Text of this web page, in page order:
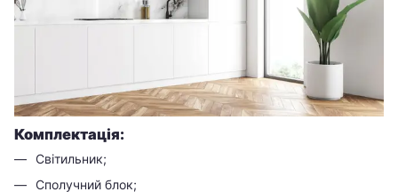
Комплектація:
Світильник;
Сполучний блок;